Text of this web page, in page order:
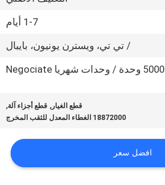
1-7 أيام
/ تي تي، ويسترن يونيون، بايبال
5000 وحدة / وحدات شهريا Negociate
قطع الغيار , قطع أجزاء آلة,
18872000 الغطاء المعدل للثقب المخرج
افضل سعر